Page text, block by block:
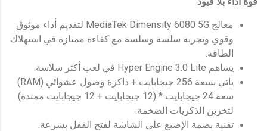
معالج MediaTek Dimensity 6080 5G لتقديم أداء موثوق
وقوي وتجربة سلسة وسلسة مع كفاءة ممتازة في استهلاك
الطاقة.
يساهم Hyper Engine 3.0 Lite في لعب أكثر سلاسة.
ياتي بسعة 256 جيجابايت + ذاكرة وصول عشوائي (RAM)
سعة 24 جيجابايت * (12 جيجابايت + 12 جيجابايت ممتدة)
لتخزين الذكريات الضخمة.
تقنية بصمة الإصبع على الشاشة لفتح القفل بسرعة.